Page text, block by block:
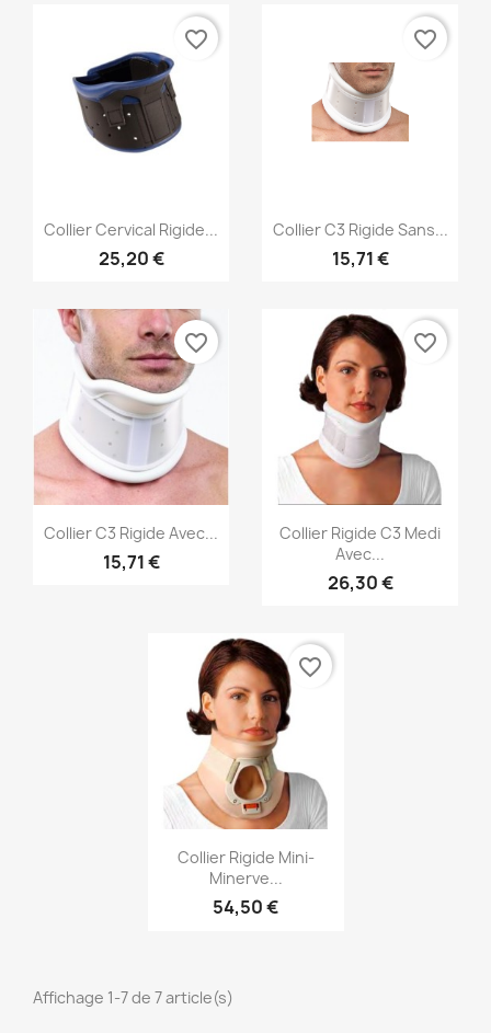
Aperçu rapide
Collier Cervical Rigide...
25,20 €
favorite_border
Aperçu rapide
Collier C3 Rigide Sans...
15,71 €
favorite_border
Aperçu rapide
Collier C3 Rigide Avec...
15,71 €
favorite_border
Aperçu rapide
Collier Rigide C3 Medi
Avec...
26,30 €
favorite_border
Aperçu rapide
Collier Rigide Mini-
Minerve...
54,50 €
favorite_border
Affichage 1-7 de 7 article(s)